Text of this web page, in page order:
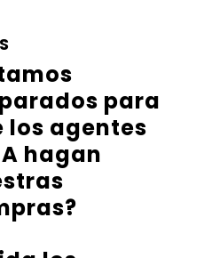
para
los agentes
hagan